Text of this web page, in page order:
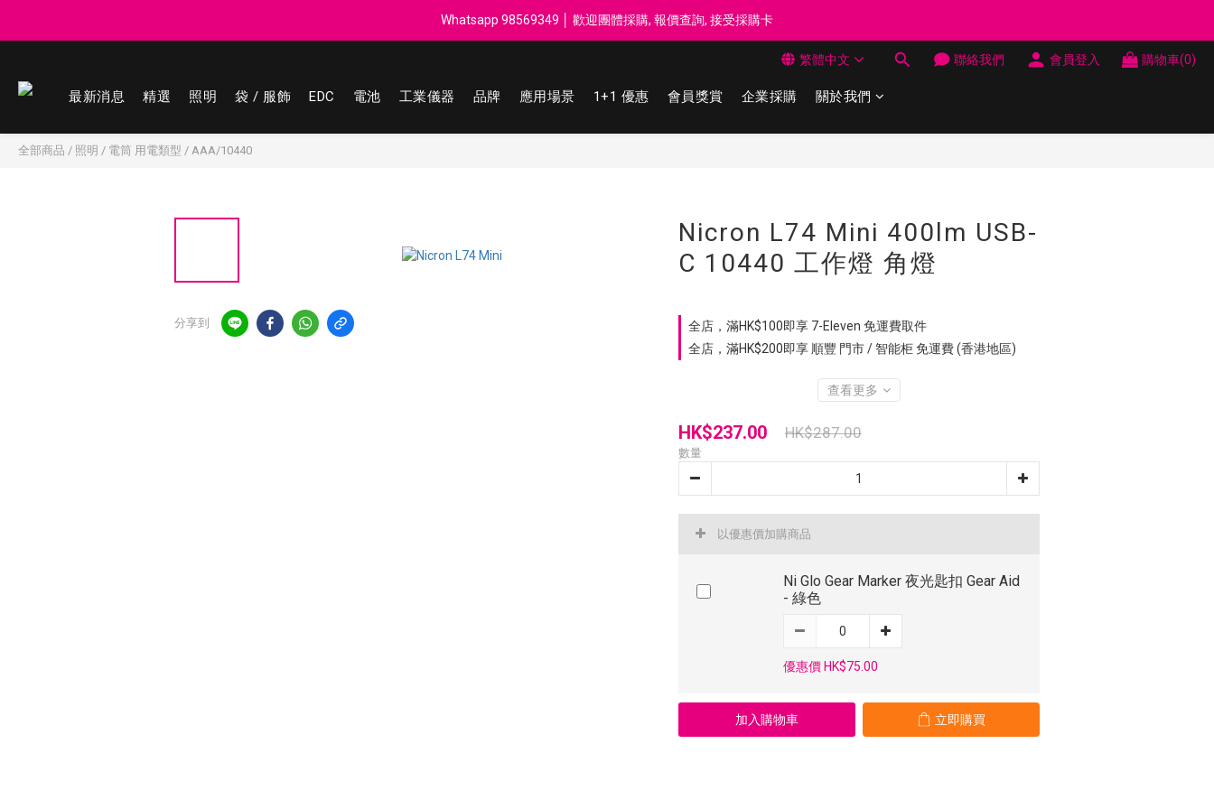
登記會員享每$50回贈$1 │ 滿HK$899 送 N-rit Campack Towel 吸汗毛巾 韓國制 送完即止
Whatsapp 98569349 │ 歡迎團體採購, 報價查詢, 接受採購卡
登記會員享每$50回贈$1 │ 滿HK$899 送 N-rit Campack Towel 吸汗毛巾 韓國制 送完即止
繁體中文 聯絡我們 會員登入 購物車(0)
最新消息 精選 照明 袋 / 服飾 EDC 電池 工業儀器 品牌 應用場景 1+1 優惠 會員獎賞 企業採購 關於我們
全部商品 / 照明 / 電筒 用電類型 / AAA/10440
分享到
Nicron L74 Mini 400lm USB-
C 10440 工作燈 角燈
全店，滿HK$100即享 7-Eleven 免運費取件
全店，滿HK$200即享 順豐 門市 / 智能柜 免運費 (香港地區)
查看更多
HK$237.00 HK$287.00
數量
以優惠價加購商品
Ni Glo Gear Marker 夜光匙扣 Gear Aid
- 綠色
優惠價 HK$75.00
加入購物車 立即購買